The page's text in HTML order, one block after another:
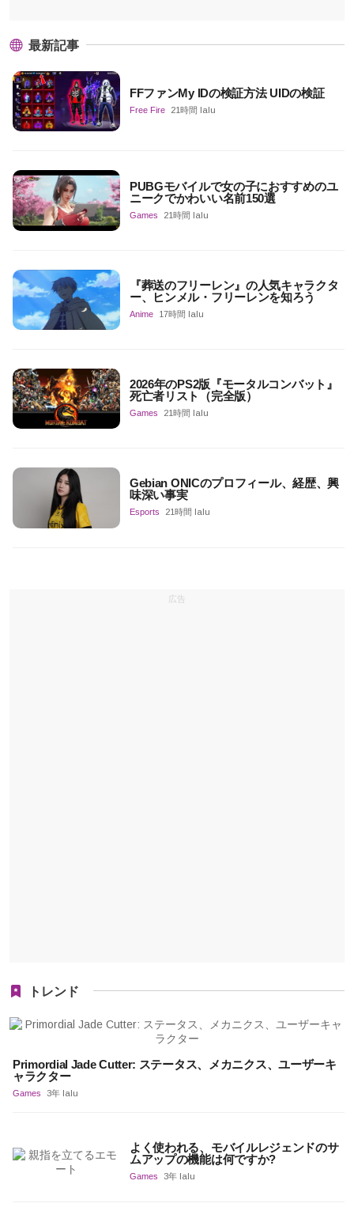
最新記事
FFファンMy IDの検証方法 UIDの検証
Free Fire 21時間 lalu
PUBGモバイルで女の子におすすめのユ
ニークでかわいい名前150選
Games 21時間 lalu
『葬送のフリーレン』の人気キャラクタ
ー、ヒンメル・フリーレンを知ろう
Anime 17時間 lalu
2026年のPS2版『モータルコンバット』
死亡者リスト（完全版）
Games 21時間 lalu
Gebian ONICのプロフィール、経歴、興
味深い事実
Esports 21時間 lalu
広告
トレンド
Primordial Jade Cutter: ステータス、メカニクス、ユーザーキ
ャラクター
Games 3年 lalu
よく使われる、モバイルレジェンドのサ
ムアップの機能は何ですか?
Games 3年 lalu